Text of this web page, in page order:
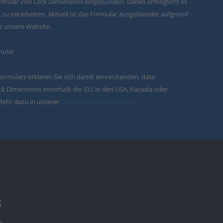
verarbeiten. Aktuell ist das Formular ausgeblendet aufgrund
unsere Website.
erklären Sie sich damit einverstanden, dass
Dimensions innerhalb der EU, in den USA, Kanada oder
dazu in unserer
.